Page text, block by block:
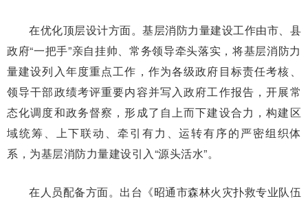
在优化顶层设计方面。基层消防力量建设工作由市、县
政府“一把手”亲自挂帅、常务领导牵头落实，将基层消防力
量建设列入年度重点工作，作为各级政府目标责任考核、
领导干部政绩考评重要内容并写入政府工作报告，开展常
态化调度和政务督察，形成了自上而下建设合力，构建区
域统筹、上下联动、牵引有力、运转有序的严密组织体
系，为基层消防力量建设引入“源头活水”。
在人员配备方面。出台《昭通市森林火灾扑救专业队伍